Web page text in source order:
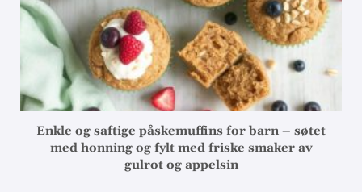
Enkle og saftige påskemuffins for barn – søtet
med honning og fylt med friske smaker av
gulrot og appelsin